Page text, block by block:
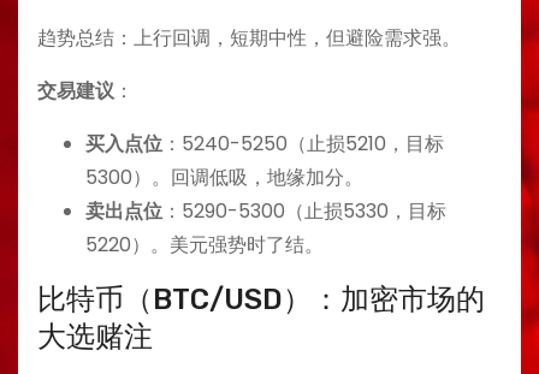
趋势总结：上行回调，短期中性，但避险需求强。
交易建议：
买入点位 ：5240-5250（止损5210，目标
5300）。回调低吸，地缘加分。
卖出点位 ：5290-5300（止损5330，目标
5220）。美元强势时了结。
比特币（BTC/USD）：加密市场的
大选赌注